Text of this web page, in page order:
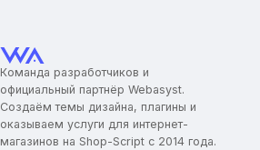
Команда разработчиков и
официальный партнёр Webasyst.
Создаём темы дизайна, плагины и
оказываем услуги для интернет-
магазинов на Shop-Script с 2014 года.